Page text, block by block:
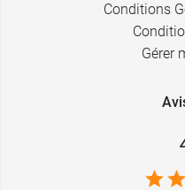
Conditions
Gérer